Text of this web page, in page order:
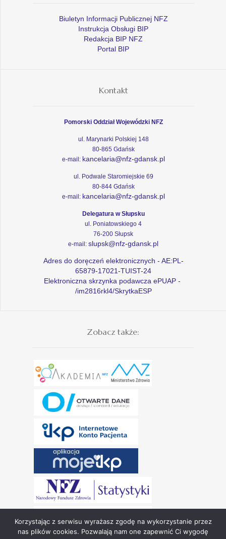
Biuletyn Informacji Publicznej NFZ
Instrukcja Obsługi BIP
Redakcja BIP NFZ
Portal BIP
Kontakt
Pomorski Oddział Wojewódzki NFZ
ul. Marynarki Polskiej 148
80-865 Gdańsk
e-mail: kancelaria@nfz-gdansk.pl
ul. Podwale Staromiejskie 69
80-844 Gdańsk
e-mail: kancelaria@nfz-gdansk.pl
Delegatura w Słupsku
ul. Poniatowskiego 4
76-200 Słupsk
e-mail: slupsk@nfz-gdansk.pl
Adres do doręczeń elektronicznych - AE:PL-
65879-17021-TUIST-24
Elektroniczna skrzynka podawcza ePUAP -
/im2816rkl4/SkrytkaESP
Zobacz także:
Korzystając z serwisu wyrażasz zgodę na wykorzystanie przez
nas plików cookies. Pozwalają nam one zapewnić Ci wygodę